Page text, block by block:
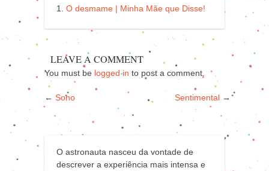
O desmame | Minha Mãe que Disse!
LEAVE A COMMENT
You must be logged in to post a comment.
← Sono Sentimental →
O astronauta nasceu da vontade de
descrever a experiência mais intensa e